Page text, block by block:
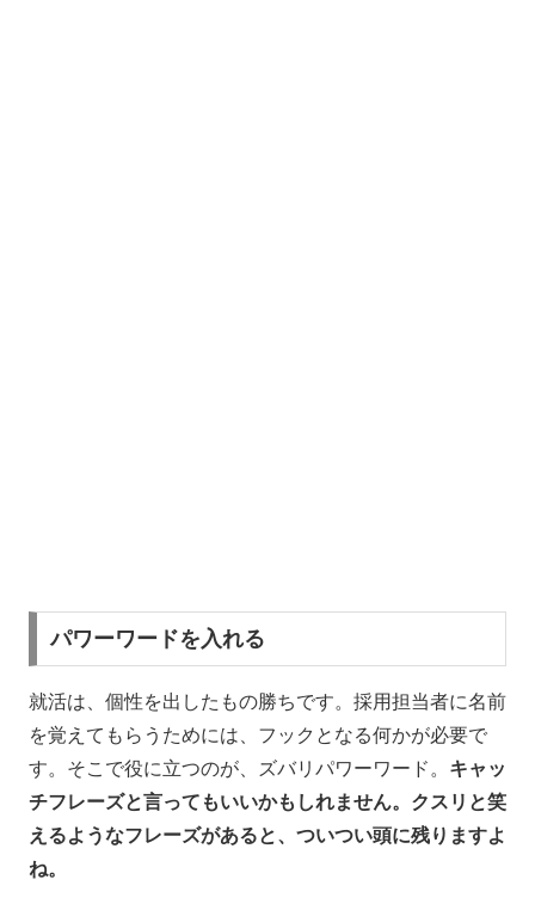
パワーワードを入れる
就活は、個性を出したもの勝ちです。採用担当者に名前
を覚えてもらうためには、フックとなる何かが必要で
す。そこで役に立つのが、ズバリパワーワード。 キャッ
チフレーズと言ってもいいかもしれません。クスリと笑
えるようなフレーズがあると、ついつい頭に残りますよ
ね。